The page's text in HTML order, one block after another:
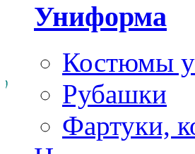
Униформа
Костюмы
Рубашки
Фартуки,